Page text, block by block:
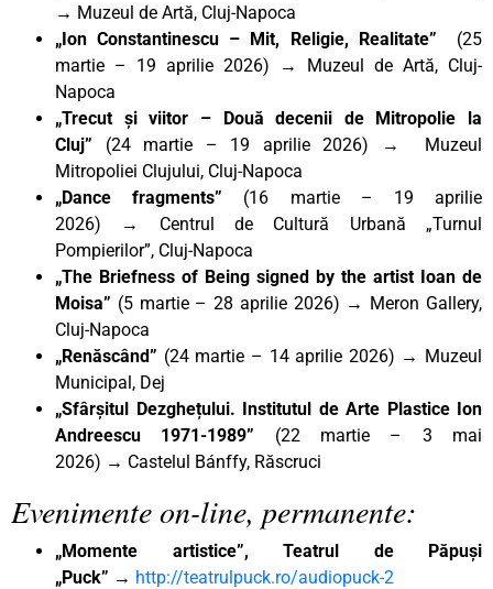
→ Muzeul de Artă, Cluj-Napoca
„Ion Constantinescu – Mit, Religie, Realitate” (25
martie – 19 aprilie 2026)
→ Muzeul de Artă, Cluj-
Napoca
„Trecut și viitor – Două decenii de Mitropolie la
Cluj” (24 martie – 19 aprilie 2026) → Muzeul
Mitropoliei Clujului, Cluj-Napoca
„Dance fragments” (16 martie – 19 aprilie
2026)
→ Centrul de Cultură Urbană „Turnul
Pompierilor”, Cluj-Napoca
„The Briefness of Being signed by the artist Ioan de
Moisa” (5 martie – 28 aprilie 2026) → Meron Gallery,
Cluj-Napoca
„Renăscând” (24 martie – 14 aprilie 2026) → Muzeul
Municipal, Dej
„Sfârșitul Dezghețului. Institutul de Arte Plastice Ion
Andreescu 1971-1989” (22 martie – 3 mai
2026) → Castelul Bánffy, Răscruci
Evenimente on-line, permanente:
„Momente artistice”, Teatrul de Păpuși
„Puck” → http://teatrulpuck.ro/audiopuck-2